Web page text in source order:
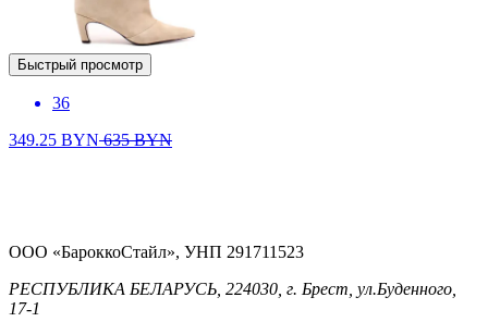
Быстрый просмотр
36
349.25 BYN635BYN
ООО «БароккоСтайл», УНП 291711523
РЕСПУБЛИКА БЕЛАРУСЬ, 224030, г. Брест, ул.Буденного,
17-1